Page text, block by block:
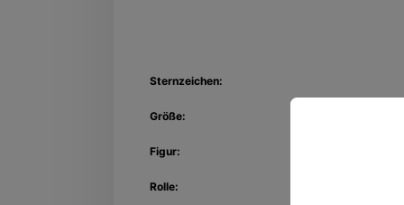
Sternzeichen:
Größe:
Figur:
Rolle: